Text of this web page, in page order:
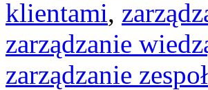
klientami,
zarządzanie
zarządzanie